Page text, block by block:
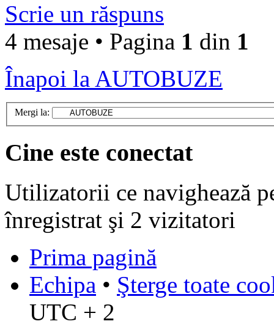
Scrie un răspuns
4 mesaje • Pagina 1 din 1
Înapoi la AUTOBUZE
Mergi la:
Cine este conectat
Utilizatorii ce navighează
înregistrat şi 2 vizitatori
Prima pagină
Echipa • Şterge toate
UTC + 2